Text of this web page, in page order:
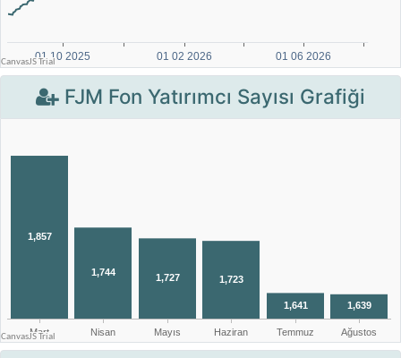
FJM Fon Yatırımcı Sayısı Grafiği